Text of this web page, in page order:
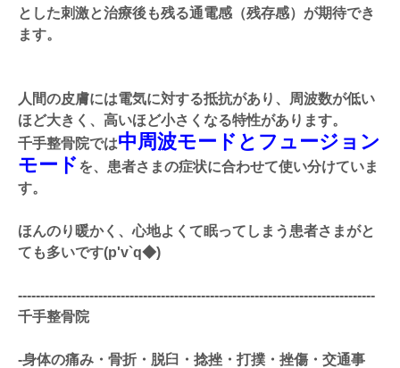
とした刺激と治療後も残る通電感（残存感）が期待でき
ます。
人間の皮膚には電気に対する抵抗があり、周波数が低い
ほど大きく、高いほど小さくなる特性があります。
千手整骨院では中周波モードとフュージョン
モードを、患者さまの症状に合わせて使い分けていま
す。
ほんのり暖かく、心地よくて眠ってしまう患者さまがと
ても多いです(p'v`q◆)
--------------------------------------------------------------------------------
千手整骨院
‐身体の痛み・骨折・脱臼・捻挫・打撲・挫傷・交通事